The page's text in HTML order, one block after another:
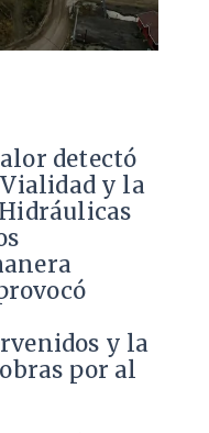
detectó
y la
y la
por al